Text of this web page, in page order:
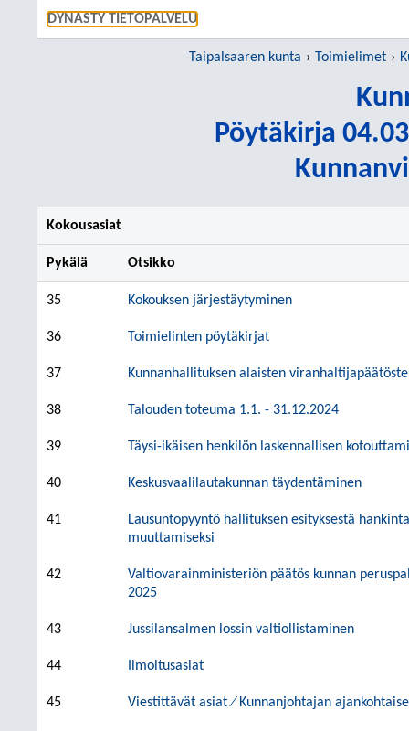
DYNASTY TIETOPALVELU
Taipalsaaren kunta Toimielimet
Pöytäkirja
Kokousasiat
Pykälä Otsikko
35 Kokouksen järjestäytyminen
36 Toimielinten pöytäkirjat
37 Kunnanhallituksen alaisten
38 Talouden toteuma 1.1. - 31.12.2024
39 Täysi-ikäisen henkilön laskennallisen
40 Keskusvaalilautakunnan täydentäminen
41
Lausuntopyyntö hallituksen esityksestä
muuttamiseksi
42
Valtiovarainministeriön päätös kunnan
2025
43 Jussilansalmen lossin valtiollistaminen
44 Ilmoitusasiat
45 Viestittävät asiat ⁄ Kunnanjohtajan